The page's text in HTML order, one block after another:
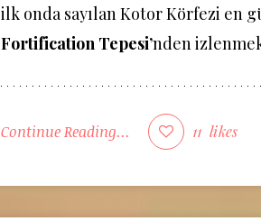
ilk onda sayılan Kotor Körfezi en
Fortification Tepesi’nden
Continue Reading... 11 likes